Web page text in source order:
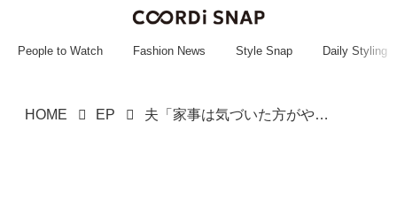
~~~~~~~~~~~
People to Watch Fashion News Style Snap Daily Styling
HOME EP 夫「家事は気づいた方がやればいい」気づかないじゃん！→ 爆発した妻の『作戦』で、夫『大変身』